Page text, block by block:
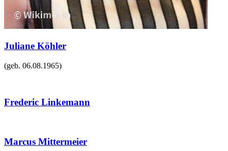
Juliane Köhler
(geb. 06.08.1965)
Frederic Linkemann
Marcus Mittermeier